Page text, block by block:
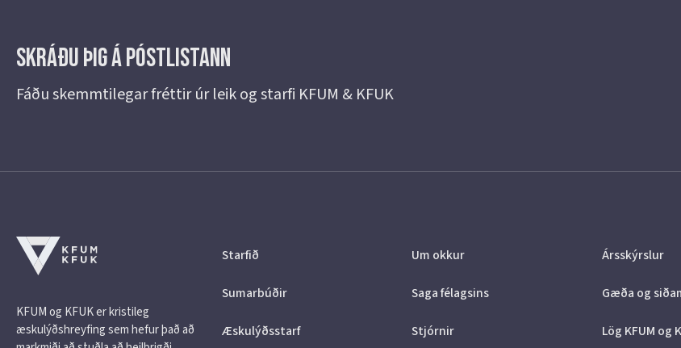
Skráðu þig á Póstlistann
Fáðu skemmtilegar fréttir úr leik og starfi KFUM & KFUK
KFUM og KFUK er kristileg
æskulýðshreyfing sem hefur það að
Starfið
Sumarbúðir
Æskulýðsstarf
Um okkur
Saga félagsins
Stjórnir
Ársskýrslur
Gæða og
Lög KFUM og